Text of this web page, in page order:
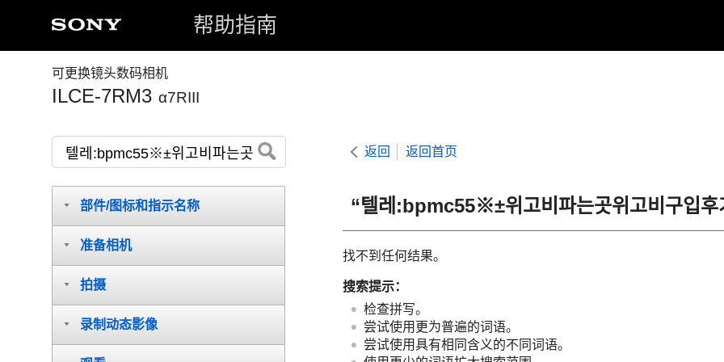
帮助指南
可更换镜头数码相机
ILCE-7RM3 α7RIII
返回 返回首页
“텔레:bpmc55※±위고비파는곳위고비구입
找不到任何结果。
搜索提示：
检查拼写。
尝试使用更为普遍的词语。
尝试使用具有相同含义的不同词语。
部件/图标和指示名称
准备相机
拍摄
录制动态影像